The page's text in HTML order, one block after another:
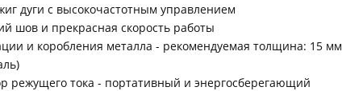
дуги с высокочастотным управлением
шов и прекрасная скорость работы
и коробления металла - рекомендуемая толщина: 15 мм
режущего тока - портативный и энергосберегающий